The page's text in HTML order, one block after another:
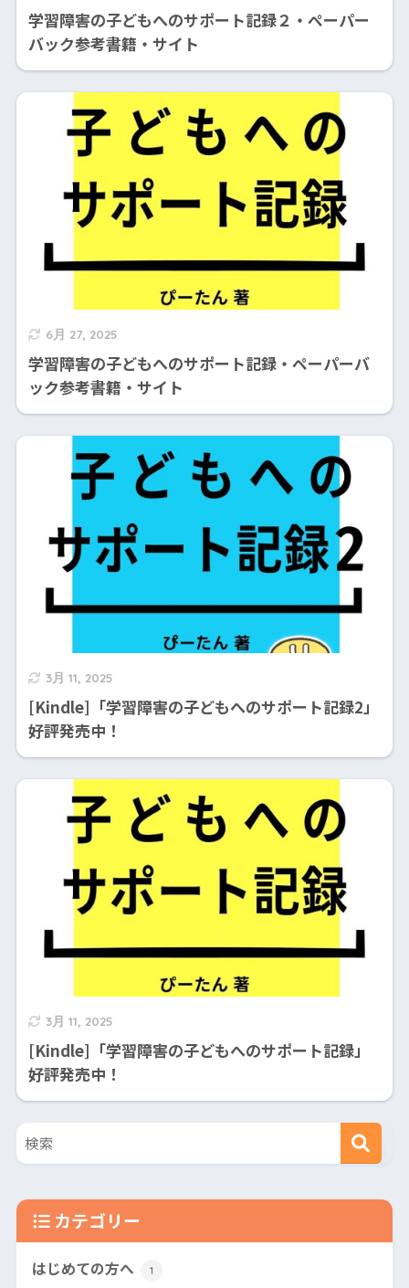
学習障害の子どもへのサポート記録２・ペーパー
バック参考書籍・サイト
6月 27, 2025
学習障害の子どもへのサポート記録・ペーパーバ
ック参考書籍・サイト
3月 11, 2025
[Kindle]「学習障害の子どもへのサポート記録2」
好評発売中！
3月 11, 2025
[Kindle]「学習障害の子どもへのサポート記録」
好評発売中！
カテゴリー
はじめての方へ 1